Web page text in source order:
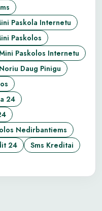
Paskola Internetu
Paskolos
Paskolos Internetu
Noriu Daug Pinigu
24
Nedirbantiems
24
Sms Kreditai